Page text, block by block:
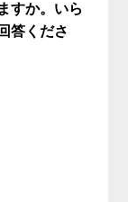
すか。いら
答くださ